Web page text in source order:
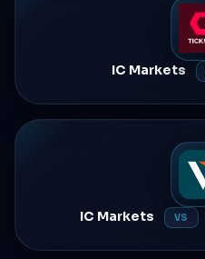
IC Markets
IC Markets VS